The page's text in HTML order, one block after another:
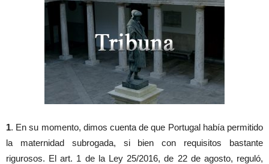
1. En su momento, dimos cuenta de que Portugal había permitido
la maternidad subrogada, si bien con requisitos bastante
rigurosos. El art. 1 de la Ley 25/2016, de 22 de agosto, reguló,